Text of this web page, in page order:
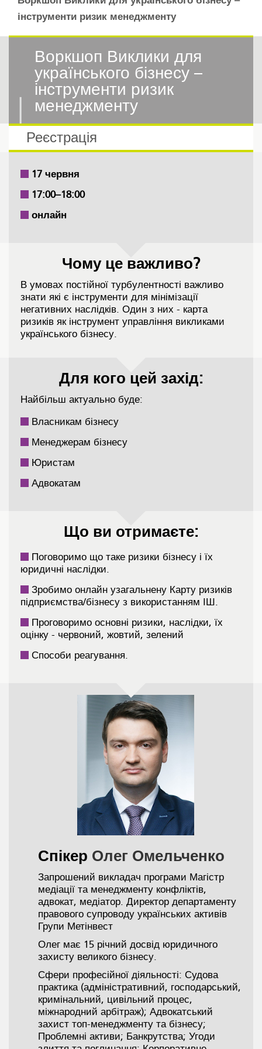
інструменти ризик менеджменту
Воркшоп Виклики для
українського бізнесу –
інструменти ризик
менеджменту
Реєстрація
17 червня
17:00–18:00
онлайн
Чому це важливо?
В умовах постійної турбулентності важливо
знати які є інструменти для мінімізації
негативних наслідків. Один з них - карта
ризиків як інструмент управління викликами
українського бізнесу.
Для кого цей захід:
Найбільш актуально буде:
Власникам бізнесу
Менеджерам бізнесу
Юристам
Адвокатам
Що ви отримаєте:
Поговоримо що таке ризики бізнесу і їх
юридичні наслідки.
Зробимо онлайн узагальнену Карту ризиків
підприємства/бізнесу з використанням ІШ.
Проговоримо основні ризики, наслідки, їх
оцінку - червоний, жовтий, зелений
Способи реагування.
Спікер Олег Омельченко
Запрошений викладач програми Магістр
медіації та менеджменту конфліктів,
адвокат, медіатор. Директор департаменту
правового супроводу українських активів
Групи Метінвест
Олег має 15 річний досвід юридичного
захисту великого бізнесу.
Сфери професійної діяльності: Судова
практика (адміністративний, господарський,
кримінальний, цивільний процес,
міжнародний арбітраж); Адвокатський
захист топ-менеджменту та бізнесу;
Проблемні активи; Банкрутства; Угоди